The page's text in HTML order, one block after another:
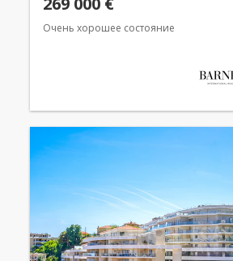
Очень хорошее состояние